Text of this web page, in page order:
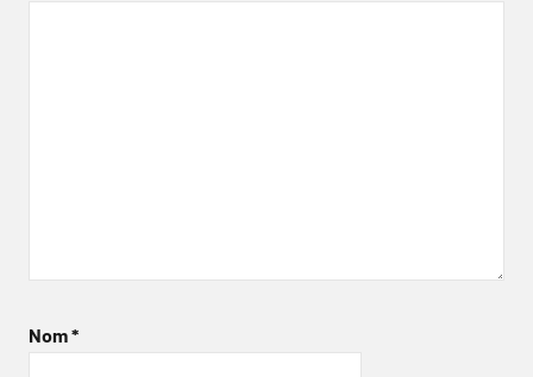
Nom*